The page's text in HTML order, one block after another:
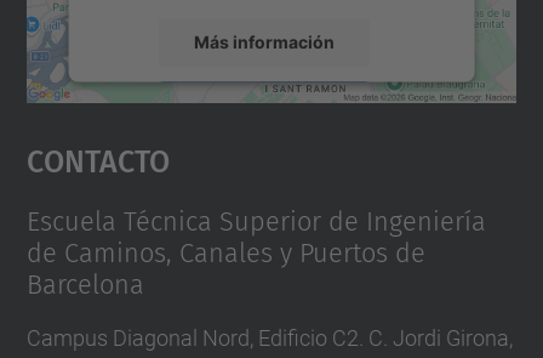
Más información
Aceptar
powered by
Contacto
Escuela Técnica Superior de Ingeniería
de Caminos, Canales y Puertos de
Barcelona
Campus Diagonal Nord, Edificio C2. C. Jordi Girona,